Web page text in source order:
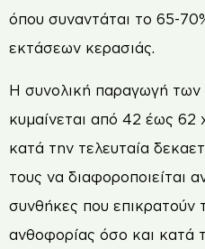
όπου συναντάται το 65-
εκτάσεων κερασιάς.
Η συνολική παραγωγή
κυμαίνεται από 42 έως 62
κατά την τελευταία
τους να διαφοροποιείται
συνθήκες που επικρατούν
ανθοφορίας όσο και κατά